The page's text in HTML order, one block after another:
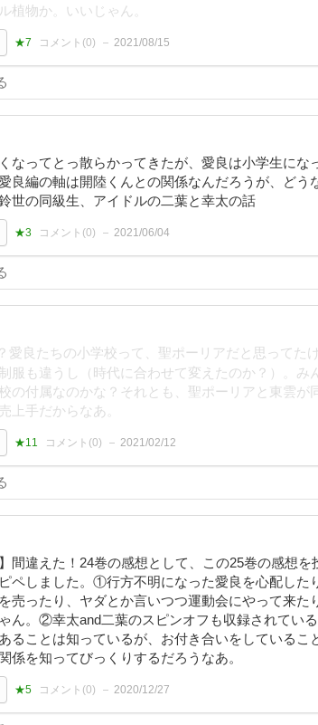
植物か。いいじゃん。
★7 コメント(0) 2021/08/15
なってとっ散らかってきたが、愛良は小学生にな
良編の軸は開陸くんとの関係なんだろうが、どう
世の同級生、アイドルの二葉と幸太の話
★3 コメント(0) 2021/06/04
愛良たちの小学校って、聖ポーリアだと思ってた
服も違うし（時代に合わせて変えたのか？）。み
の付属なのかな？それとも、聖ポーリアと東雲が
上手だからなあ。
★11 コメント(0) 2021/02/12
】間違えた！24巻の感想として、この25巻の感想
ペしました。①行方不明になった愛良を心配した
売ったり、ヤダとか言いつつ運動会にやって来た
ん。②幸太and二葉のスピンオフも収録されてい
ることは知っているが、お付き合いをしているこ
係を知ってびっくりするだろうなあ。
★5 コメント(0) 2020/12/27